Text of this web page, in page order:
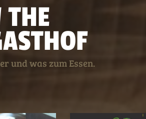
THE
und was zum Essen.